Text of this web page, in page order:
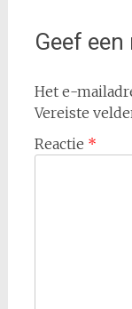
Geef
Het e-
Vereiste
Reactie *